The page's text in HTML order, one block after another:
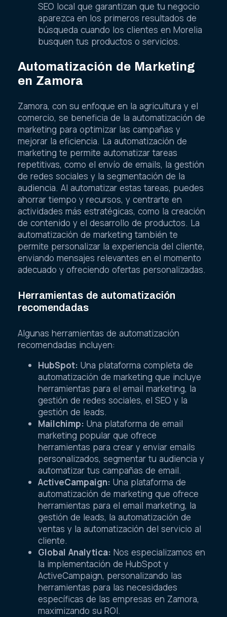
SEO local que garantizan que tu negocio
aparezca en los primeros resultados de
búsqueda cuando los clientes en Morelia
busquen tus productos o servicios.
Automatización de Marketing
en Zamora
Zamora, con su enfoque en la agricultura y el
comercio, se beneficia de la automatización de
marketing para optimizar las campañas y
mejorar la eficiencia. La automatización de
marketing te permite automatizar tareas
repetitivas, como el envío de emails, la gestión
de redes sociales y la segmentación de la
audiencia. Al automatizar estas tareas, puedes
ahorrar tiempo y recursos, y centrarte en
actividades más estratégicas, como la creación
de contenido y el desarrollo de productos. La
automatización de marketing también te
permite personalizar la experiencia del cliente,
enviando mensajes relevantes en el momento
adecuado y ofreciendo ofertas personalizadas.
Herramientas de automatización
recomendadas
Algunas herramientas de automatización
recomendadas incluyen:
HubSpot: Una plataforma completa de
automatización de marketing que incluye
herramientas para el email marketing, la
gestión de redes sociales, el SEO y la
gestión de leads.
Mailchimp: Una plataforma de email
marketing popular que ofrece
herramientas para crear y enviar emails
personalizados, segmentar tu audiencia y
automatizar tus campañas de email.
ActiveCampaign: Una plataforma de
automatización de marketing que ofrece
herramientas para el email marketing, la
gestión de leads, la automatización de
ventas y la automatización del servicio al
cliente.
Global Analytica: Nos especializamos en
la implementación de HubSpot y
ActiveCampaign, personalizando las
herramientas para las necesidades
específicas de las empresas en Zamora,
maximizando su ROI.